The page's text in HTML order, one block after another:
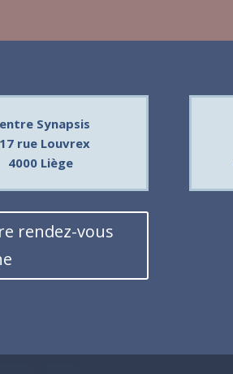
Synapsis
rue Louvrex
4000 Liège
rendez-vous